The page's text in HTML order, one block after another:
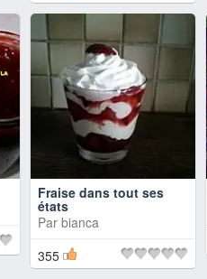
Fraise dans tout ses
états
Par bianca
355